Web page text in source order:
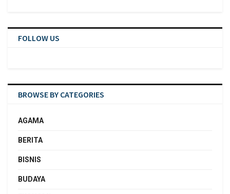
FOLLOW US
BROWSE BY CATEGORIES
AGAMA
BERITA
BISNIS
BUDAYA